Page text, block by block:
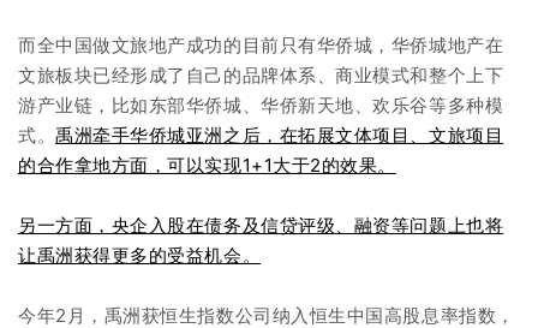
而全中国做文旅地产成功的目前只有华侨城，华侨城地产在
文旅板块已经形成了自己的品牌体系、商业模式和整个上下
游产业链，比如东部华侨城、华侨新天地、欢乐谷等多种模
式。禹洲牵手华侨城亚洲之后，在拓展文体项目、文旅项目
的合作拿地方面，可以实现1+1大于2的效果。
另一方面，央企入股在债务及信贷评级、融资等问题上也将
让禹洲获得更多的受益机会。
今年2月，禹洲获恒生指数公司纳入恒生中国高股息率指数，